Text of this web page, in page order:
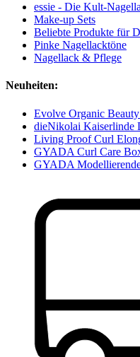
essie - Die Kult-
Make-up Sets
Beliebte Produkte für
Pinke Nagellacktöne
Nagellack & Pflege
Neuheiten:
Evolve Organic
dieNikolai Kaiserlinde
Living Proof Curl
GYADA Curl Care
GYADA